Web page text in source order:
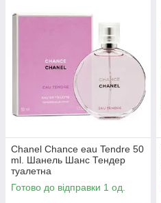
Chanel Chance eau Tendre 50
ml. Шанель Шанс Тендер
туалетна
Готово до відправки 1 од.